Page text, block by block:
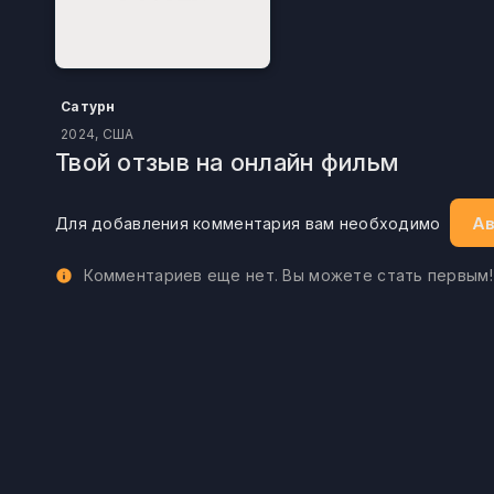
Сатурн
2024, США
Твой отзыв на онлайн фильм
Для добавления комментария вам необходимо
Комментариев еще нет. Вы можете стать первым!